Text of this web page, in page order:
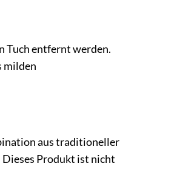
Tuch entfernt werden.
milden
aus traditioneller
Produkt ist nicht